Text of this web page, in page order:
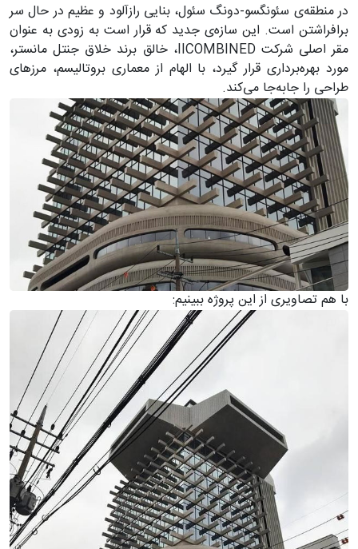
در منطقه‌ی سئونگسو-دونگ سئول، بنایی رازآلود و عظیم در حال سر
برافراشتن است. این سازه‌ی جدید که قرار است به زودی به عنوان
مقر اصلی شرکت IICOMBINED، خالق برند خلاق جنتل مانستر،
مورد بهره‌برداری قرار گیرد، با الهام از معماری بروتالیسم، مرزهای
طراحی را جابه‌جا می‌کند.
با هم تصاویری از این پروژه ببینیم: